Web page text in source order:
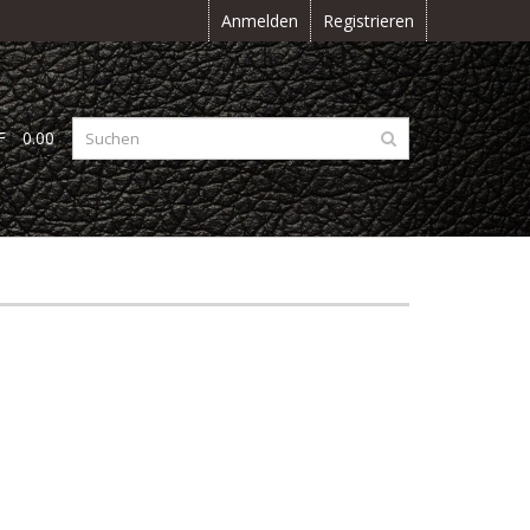
Anmelden Registrieren
0.00